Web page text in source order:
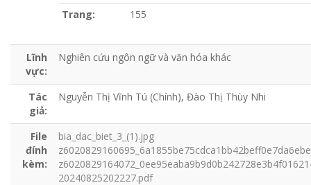
Trang:
155
Lĩnh
vực:
Nghiên cứu ngôn ngữ và văn hóa khác
Tác
giả:
Nguyễn Thị Vĩnh Tú (Chính), Đào Thị Thùy Nhi
File
đính
kèm:
bia_dac_biet_3_(1).jpg
20240825202227.pdf